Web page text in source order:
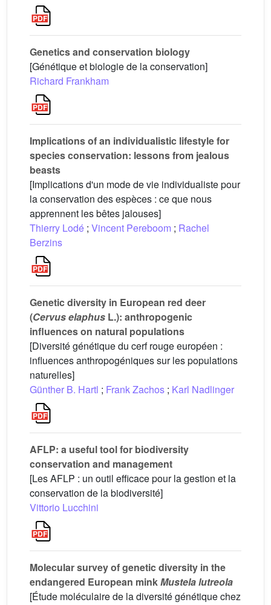
Genetics and conservation biology
[Génétique et biologie de la conservation]
Richard Frankham
Implications of an individualistic lifestyle for
species conservation: lessons from jealous
beasts
[Implications d'un mode de vie individualiste pour
la conservation des espèces : ce que nous
apprennent les bêtes jalouses]
Thierry Lodé ; Vincent Pereboom ; Rachel
Berzins
Genetic diversity in European red deer
(Cervus elaphus L.): anthropogenic
influences on natural populations
[Diversité génétique du cerf rouge européen :
influences anthropogéniques sur les populations
naturelles]
Günther B. Hartl ; Frank Zachos ; Karl Nadlinger
AFLP: a useful tool for biodiversity
conservation and management
[Les AFLP : un outil efficace pour la gestion et la
conservation de la biodiversité]
Vittorio Lucchini
Molecular survey of genetic diversity in the
endangered European minkMustela lutreola
[Étude moléculaire de la diversité génétique chez